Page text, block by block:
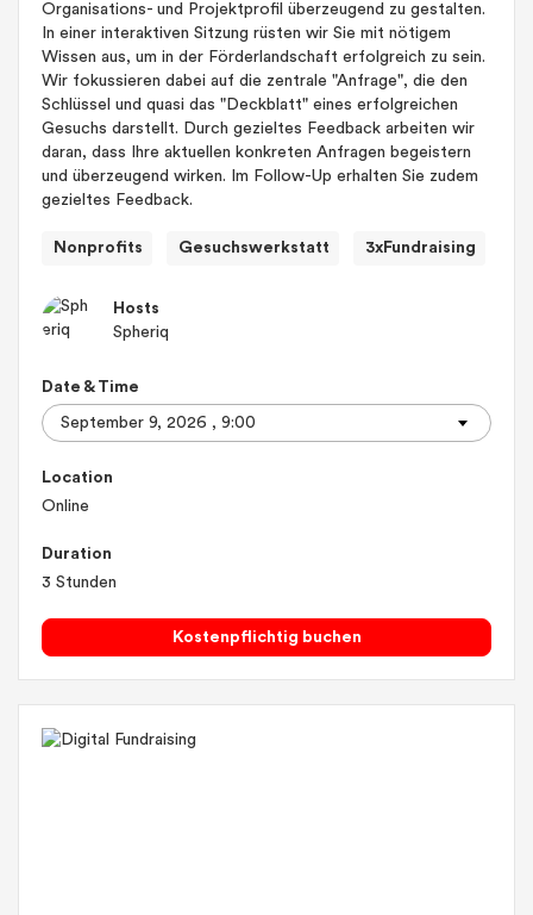
Organisations- und Projektprofil überzeugend zu gestalten.
In einer interaktiven Sitzung rüsten wir Sie mit nötigem
Wissen aus, um in der Förderlandschaft erfolgreich zu sein.
Wir fokussieren dabei auf die zentrale "Anfrage", die den
Schlüssel und quasi das "Deckblatt" eines erfolgreichen
Gesuchs darstellt. Durch gezieltes Feedback arbeiten wir
daran, dass Ihre aktuellen konkreten Anfragen begeistern
und überzeugend wirken. Im Follow-Up erhalten Sie zudem
gezieltes Feedback.
Nonprofits Gesuchswerkstatt 3xFundraising
Hosts
Spheriq
Date & Time
Location
Online
Duration
3 Stunden
Kostenpflichtig buchen